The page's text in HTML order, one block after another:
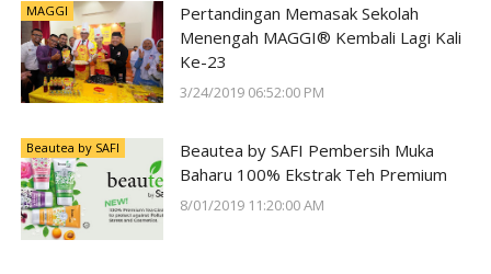
MAGGI
Pertandingan Memasak Sekolah
Menengah MAGGI® Kembali Lagi Kali
Ke-23
3/24/2019 06:52:00 PM
Beautea by SAFI
Beautea by SAFI Pembersih Muka
Baharu 100% Ekstrak Teh Premium
8/01/2019 11:20:00 AM